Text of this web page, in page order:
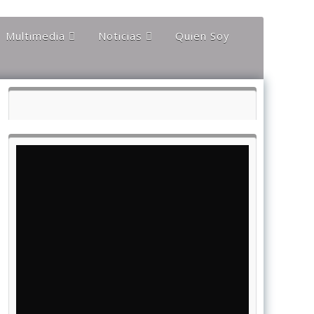
Multimedia
Documentos
Noticias
Noticias
Quien Soy